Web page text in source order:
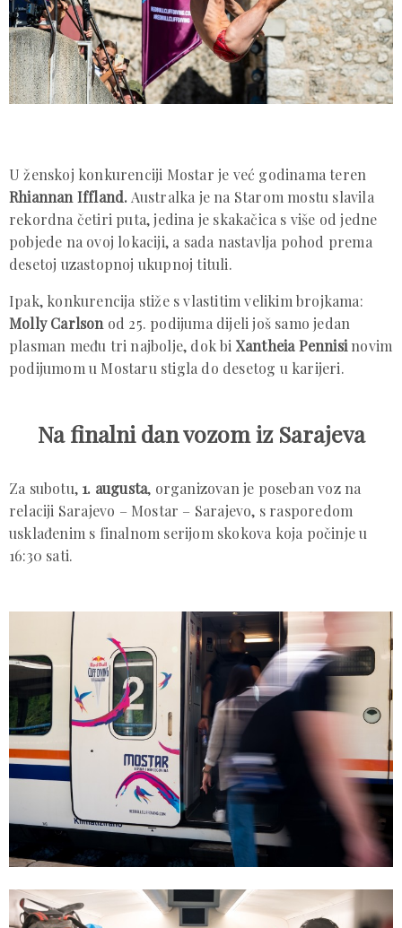
U ženskoj konkurenciji Mostar je već godinama teren
Rhiannan Iffland.Australka je na Starom mostu slavila
rekordna četiri puta, jedina je skakačica s više od jedne
pobjede na ovoj lokaciji, a sada nastavlja pohod prema
desetoj uzastopnoj ukupnoj tituli.
Ipak, konkurencija stiže s vlastitim velikim brojkama:
Molly Carlsonod 25. podijuma dijeli još samo jedan
plasman među tri najbolje, dok bi Xantheia Pennisinovim
podijumom u Mostaru stigla do desetog u karijeri.
Na finalni dan vozom iz Sarajeva
Za subotu, 1. augusta, organizovan je poseban voz na
relaciji Sarajevo – Mostar – Sarajevo, s rasporedom
usklađenim s finalnom serijom skokova koja počinje u
16:30 sati.